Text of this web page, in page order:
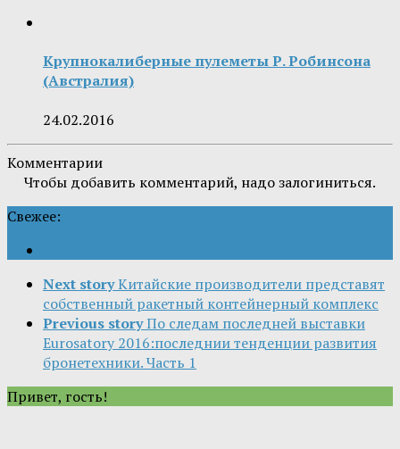
Крупнокалиберные пулеметы Р. Робинсона
(Австралия)
24.02.2016
Комментарии
Чтобы добавить комментарий, надо залогиниться.
Свежее:
Next storyКитайские производители представят
собственный ракетный контейнерный комплекс
Previous storyПо следам последней выставки
Eurosatory 2016:последнии тенденции развития
бронетехники. Часть 1
Привет, гость!